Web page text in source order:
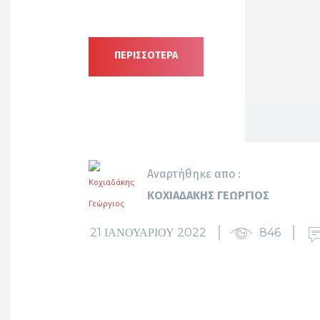
ΠΕΡΙΣΣΟΤΕΡΑ
Αναρτήθηκε απο :
ΚΟΧΙΑΔΆΚΗΣ ΓΕΏΡΓΙΟΣ
21 ΙΑΝΟΥΑΡΊΟΥ 2022 846